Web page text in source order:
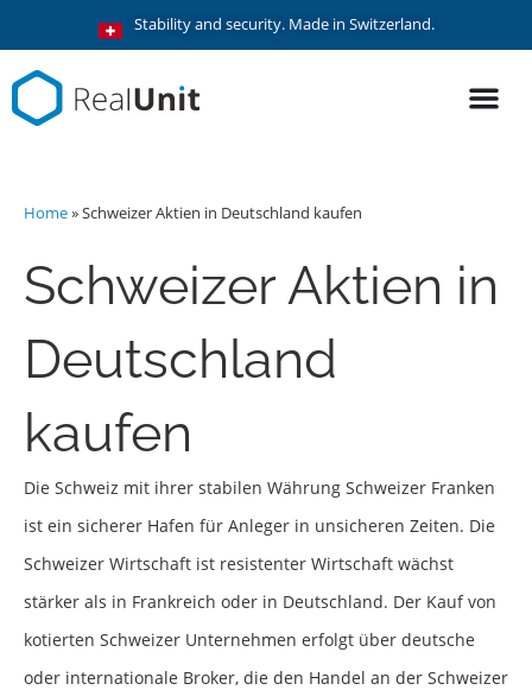
Stability and security. Made in Switzerland.
Home»Schweizer Aktien in Deutschland kaufen
Schweizer Aktien in
Deutschland
kaufen
Die Schweiz mit ihrer stabilen Währung Schweizer Franken
ist ein sicherer Hafen für Anleger in unsicheren Zeiten. Die
Schweizer Wirtschaft ist resistenter Wirtschaft wächst
stärker als in Frankreich oder in Deutschland. Der Kauf von
kotierten Schweizer Unternehmen erfolgt über deutsche
oder internationale Broker, die den Handel an der Schweizer